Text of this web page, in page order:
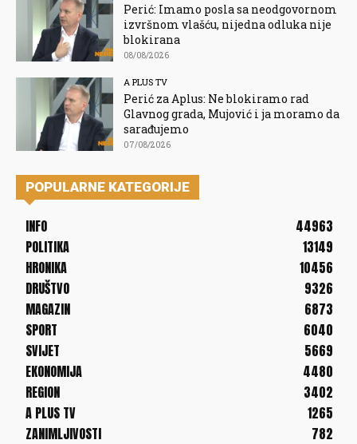
Perić: Imamo posla sa neodgovornom
izvršnom vlašću, nijedna odluka nije
blokirana
08/08/2026
A PLUS TV
Perić za Aplus: Ne blokiramo rad
Glavnog grada, Mujović i ja moramo da
sarađujemo
07/08/2026
POPULARNE KATEGORIJE
INFO
44963
POLITIKA
13149
HRONIKA
10456
DRUŠTVO
9326
MAGAZIN
6873
SPORT
6040
SVIJET
5669
EKONOMIJA
4480
REGION
3402
A PLUS TV
1265
ZANIMLJIVOSTI
782